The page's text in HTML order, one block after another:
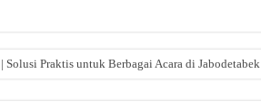
Solusi Praktis untuk Berbagai Acara di Jabodetabek